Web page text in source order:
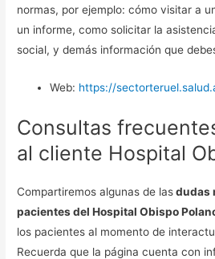
normas, por ejemplo: cómo visitar a
un informe, como solicitar la
social, y demás información que
Web: https://
Consultas
al cliente Hospital
Compartiremos algunas de lasdudas
pacientes del Hospital Obispo
los pacientes al momento de
Recuerda que la página cuenta con